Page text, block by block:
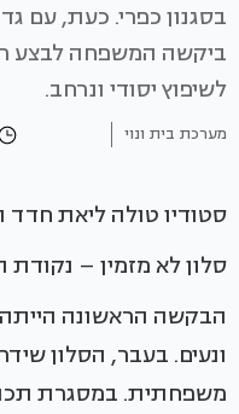
בסגנון כפרי. כעת, עם
ביקשה המשפחה לבצע
לשיפוץ יסודי ונרחב.
מערכת בית ונוי
סטודיו טולה ליאת חדד
סלון לא מזמין –
הבקשה הראשונה
ונעים. בעבר, הסלון
משפחתית. במסגרת